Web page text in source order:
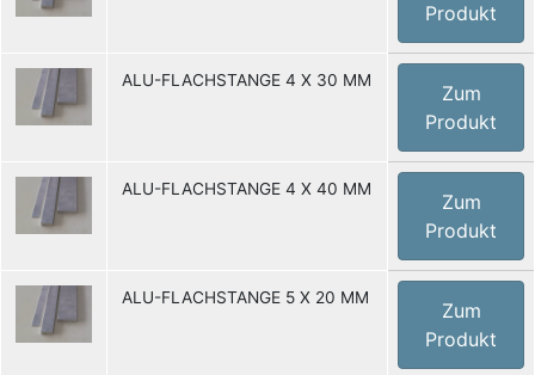
Produkt
ALU-FLACHSTANGE 4 X 30 MM
Zum
Produkt
ALU-FLACHSTANGE 4 X 40 MM
Zum
Produkt
ALU-FLACHSTANGE 5 X 20 MM
Zum
Produkt